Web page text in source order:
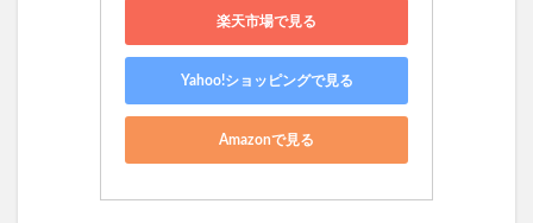
楽天市場で見る
Yahoo!ショッピングで見る
Amazonで見る